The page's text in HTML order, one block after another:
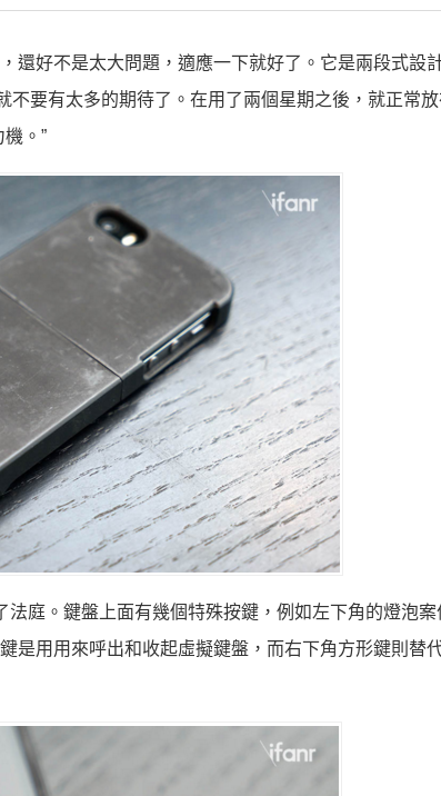
還好不是太大問題，適應一下就好了。它是兩段式設
要有太多的期待了。在用了兩個星期之後，就正常
。”
庭。鍵盤上面有幾個特殊按鍵，例如左下角的燈泡案
是用用來呼出和收起虛擬鍵盤，而右下角方形鍵則替